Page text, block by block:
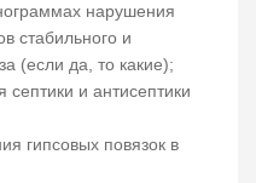
нарушения
стабильного и
(если да, то какие);
и антисептики
гипсовых повязок в